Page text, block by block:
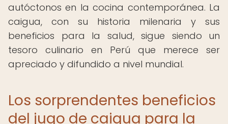
autóctonos en la cocina contemporánea. La
caigua, con su historia milenaria y sus
beneficios para la salud, sigue siendo un
tesoro culinario en Perú que merece ser
apreciado y difundido a nivel mundial.
Los sorprendentes beneficios
del jugo de caigua para la